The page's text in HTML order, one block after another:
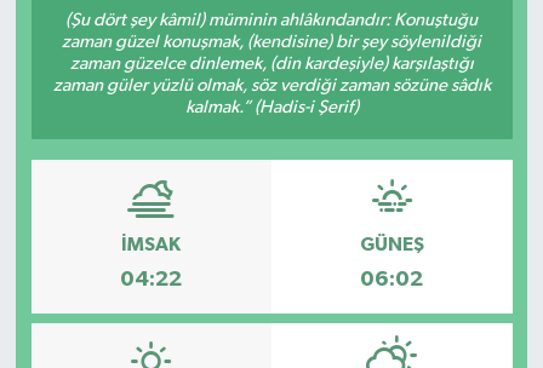
(Şu dört şey kâmil) müminin ahlâkındandır: Konuştuğu
zaman güzel konuşmak, (kendisine) bir şey söylenildiği
zaman güzelce dinlemek, (din kardeşiyle) karşılaştığı
zaman güler yüzlü olmak, söz verdiği zaman sözüne sâdık
kalmak.” (Hadis-i Şerif)
İMSAK
04:22
GÜNEŞ
06:02